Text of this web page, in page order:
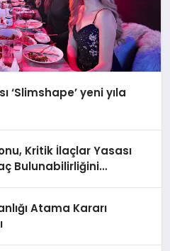
‘Slimshape’ yeni yıla
Kritik İlaçlar Yasası
Bulunabilirliğini
Atama Kararı